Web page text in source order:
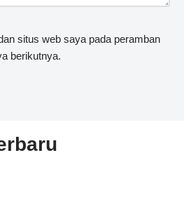
situs web saya pada peramban
berikutnya.